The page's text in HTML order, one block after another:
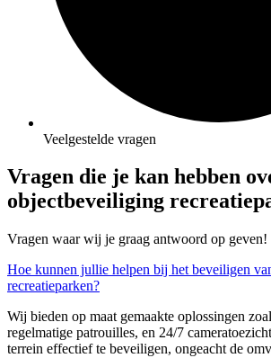
Veelgestelde vragen
Vragen die je kan hebben
objectbeveiliging
Vragen waar wij je graag antwoord op geven!
Hoe kunnen jullie helpen bij het beveiligen
recreatieparken?
Wij bieden op maat gemaakte oplossingen
regelmatige patrouilles, en 24/7
terrein effectief te beveiligen, ongeacht de